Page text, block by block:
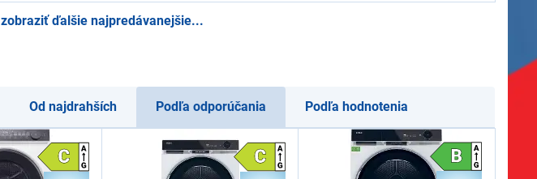
zobraziť ďalšie najpredávanejšie...
Od najdrahších Podľa odporúčania Podľa hodnotenia